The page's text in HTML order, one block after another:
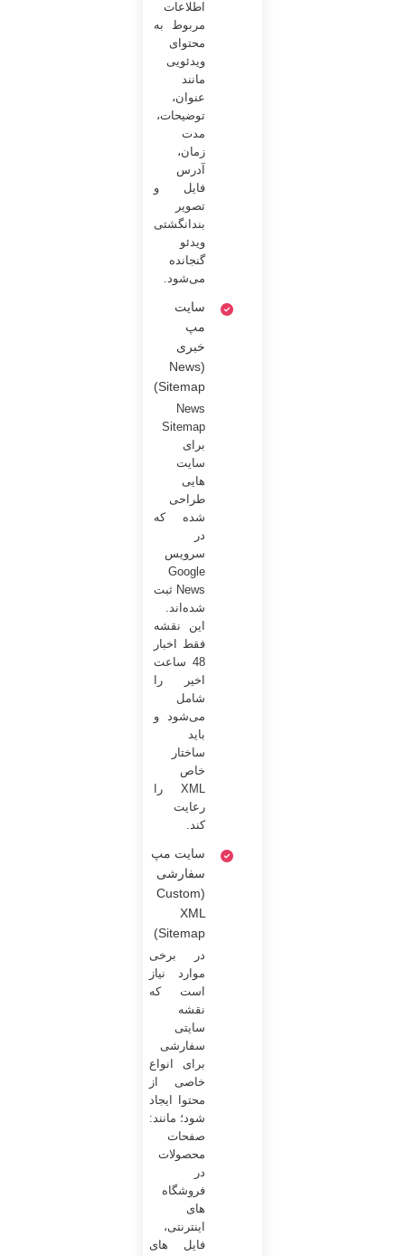
اطلاعات
مربوط به
محتوای
ویدئویی
مانند
عنوان،
توضیحات،
مدت
زمان،
آدرس
فایل و
تصویر
بندانگشتی
ویدئو
گنجانده
می‌شود.
سایت
مپ
خبری
(News
Sitemap)
News
Sitemap
برای
سایت
هایی
طراحی
شده که
در
سرویس
Google
News ثبت
شده‌اند.
این نقشه
فقط اخبار
48 ساعت
اخیر را
شامل
می‌شود و
باید
ساختار
خاص
XML را
رعایت
کند.
سایت مپ
سفارشی
(Custom
XML
Sitemap)
در برخی
موارد نیاز
است که
نقشه
سایتی
سفارشی
برای انواع
خاصی از
محتوا ایجاد
شود؛ مانند:
صفحات
محصولات
در
فروشگاه
های
اینترنتی،
فایل های